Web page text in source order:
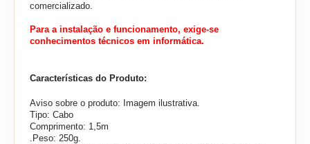
comercializado.
Para a instalação e funcionamento, exige-se
conhecimentos técnicos em informática.
Características do Produto:
Aviso sobre o produto: Imagem ilustrativa.
Tipo: Cabo
Comprimento: 1,5m
.Peso: 250g.